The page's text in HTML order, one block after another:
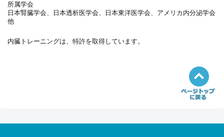
所属学会
日本腎臓学会、日本透析医学会、日本東洋医学会、アメリカ内分泌学会
他
内臓トレーニングは、特許を取得しています。